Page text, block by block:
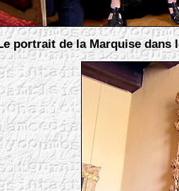
portrait de la Marquise dans